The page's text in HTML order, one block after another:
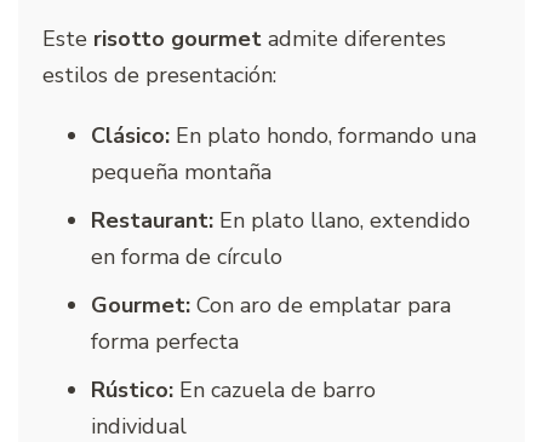
Este risotto gourmet admite diferentes
estilos de presentación:
Clásico: En plato hondo, formando una
pequeña montaña
Restaurant: En plato llano, extendido
en forma de círculo
Gourmet: Con aro de emplatar para
forma perfecta
Rústico: En cazuela de barro
individual